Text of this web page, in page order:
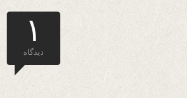
۱
دیدگاه